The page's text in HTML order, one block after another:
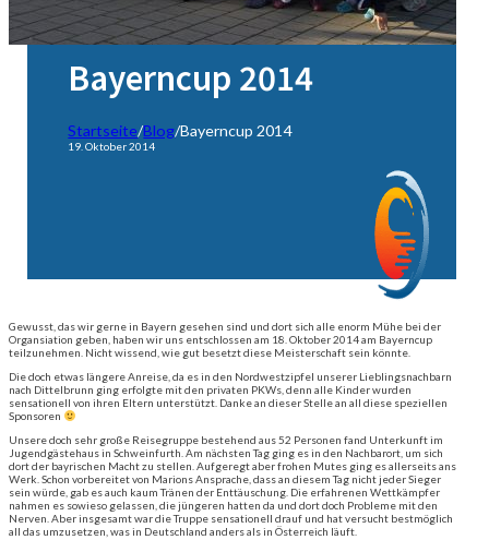
Bayerncup 2014
Startseite/Blog/Bayerncup 2014
19. Oktober 2014
Gewusst, das wir gerne in Bayern gesehen sind und dort sich alle enorm Mühe bei der
Organsiation geben, haben wir uns entschlossen am 18. Oktober 2014 am Bayerncup
teilzunehmen. Nicht wissend, wie gut besetzt diese Meisterschaft sein könnte.
Die doch etwas längere Anreise, da es in den Nordwestzipfel unserer Lieblingsnachbarn
nach Dittelbrunn ging erfolgte mit den privaten PKWs, denn alle Kinder wurden
sensationell von ihren Eltern unterstützt. Danke an dieser Stelle an all diese speziellen
Sponsoren
Unsere doch sehr große Reisegruppe bestehend aus 52 Personen fand Unterkunft im
Jugendgästehaus in Schweinfurth. Am nächsten Tag ging es in den Nachbarort, um sich
dort der bayrischen Macht zu stellen. Aufgeregt aber frohen Mutes ging es allerseits ans
Werk. Schon vorbereitet von Marions Ansprache, dass an diesem Tag nicht jeder Sieger
sein würde, gab es auch kaum Tränen der Enttäuschung. Die erfahrenen Wettkämpfer
nahmen es sowieso gelassen, die jüngeren hatten da und dort doch Probleme mit den
Nerven. Aber insgesamt war die Truppe sensationell drauf und hat versucht bestmöglich
all das umzusetzen, was in Deutschland anders als in Österreich läuft.